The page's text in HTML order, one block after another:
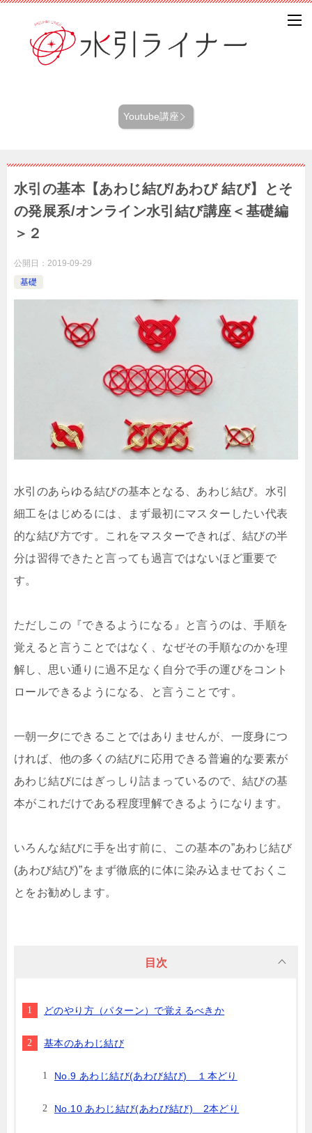
Youtube講座
水引の基本【あわじ結び/あわび 結び】とそ
の発展系/オンライン水引結び講座＜基礎編
＞２
公開日： 2019-09-29
基礎
水引のあらゆる結びの基本となる、あわじ結び。水引
細工をはじめるには、まず最初にマスターしたい代表
的な結び方です。これをマスターできれば、結びの半
分は習得できたと言っても過言ではないほど重要で
す。
ただしこの『できるようになる』と言うのは、手順を
覚えると言うことではなく、なぜその手順なのかを理
解し、思い通りに過不足なく自分で手の運びをコント
ロールできるようになる、と言うことです。
一朝一夕にできることではありませんが、一度身につ
ければ、他の多くの結びに応用できる普遍的な要素が
あわじ結びにはぎっしり詰まっているので、結びの基
本がこれだけである程度理解できるようになります。
いろんな結びに手を出す前に、この基本の”あわじ結び
(あわび結び)”をまず徹底的に体に染み込ませておくこ
とをお勧めします。
目次
どのやり方（パターン）で覚えるべきか
基本のあわじ結び
No.9 あわじ結び(あわび結び) １本どり
No.10 あわじ結び(あわび結び) 2本どり